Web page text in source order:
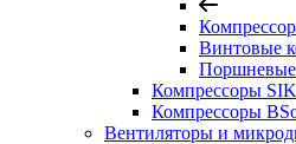
Винтовые
Поршневые
Компрессоры
Компрессоры
Вентиляторы и